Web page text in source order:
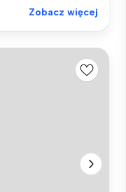
Zobacz więcej